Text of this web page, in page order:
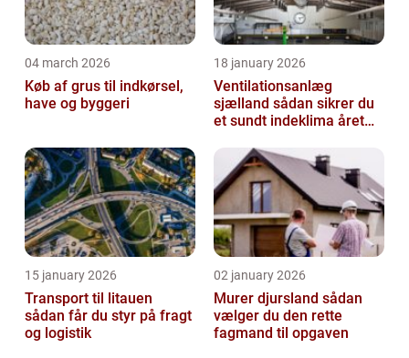
04 march 2026
Køb af grus til indkørsel,
have og byggeri
18 january 2026
Ventilationsanlæg
sjælland sådan sikrer du
et sundt indeklima året
15 january 2026
Transport til litauen
sådan får du styr på fragt
og logistik
02 january 2026
Murer djursland sådan
vælger du den rette
fagmand til opgaven